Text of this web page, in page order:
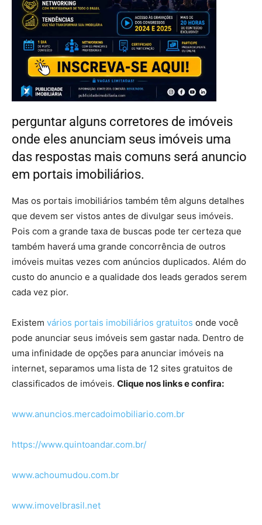
perguntar alguns corretores de imóveis
onde eles anunciam seus imóveis uma
das respostas mais comuns será anuncio
em portais imobiliários.
Mas os portais imobiliários também têm alguns detalhes
que devem ser vistos antes de divulgar seus imóveis.
Pois com a grande taxa de buscas pode ter certeza que
também haverá uma grande concorrência de outros
imóveis muitas vezes com anúncios duplicados. Além do
custo do anuncio e a qualidade dos leads gerados serem
cada vez pior.
Existem vários portais imobiliários gratuitos onde você
pode anunciar seus imóveis sem gastar nada. Dentro de
uma infinidade de opções para anunciar imóveis na
internet, separamos uma lista de 12 sites gratuitos de
classificados de imóveis. Clique nos links e confira:
www.anuncios.mercadoimobiliario.com.br
https://www.quintoandar.com.br/
www.achoumudou.com.br
www.imovelbrasil.net